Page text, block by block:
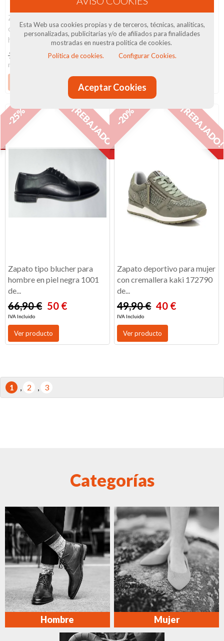
Zapatillas cerradas de
cuadros en granate para
hombre de...
16,90 € 14 €
IVA Incluido
cuadros con lana virgen 590
de SOCA....
16,90 € 14 €
Ver producto
¡REBAJADO!
-25%
Zapato tipo blucher para
hombre en piel negra 1001
de...
66,90 € 50 €
IVA Incluido
Ver producto
-20%
Zapato deportivo para mujer
con cremallera kaki 172790
de...
49,90 € 40 €
IVA Incluido
Ver producto
1 , 2 , 3
Categorías
Hombre Mujer
Esta Web usa cookies propias y de terceros, técnicas, analíticas,
personalizadas, publicitarias y/o de afiliados para finalidades
mostradas en nuestra política de cookies.
Política de cookies.
Configurar Cookies.
Aceptar Cookies